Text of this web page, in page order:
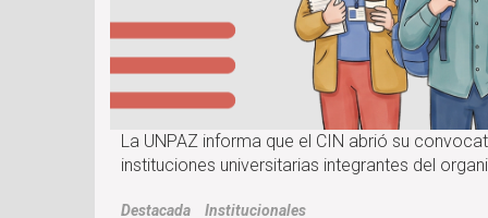
La UNPAZ informa que el CIN abrió su
instituciones universitarias integrantes del
Destacada
Institucionales